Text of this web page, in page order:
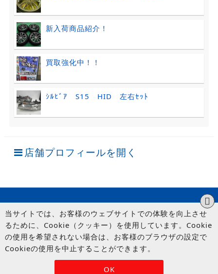
新入荷商品紹介！
買取強化中！！
ｼﾙﾋﾞｱ S15 HID 左右ｾｯﾄ
店舗プロフィールを開く
© UP GARAGE GROUP Co., Ltd.
OK
当サイトでは、お客様のウェブサイトでの体験を向上させ
るために、Cookie（クッキー）を使用しています。Cookie
の使用を希望されない場合は、お客様のブラウザの設定で
Cookieの使用を中止することができます。